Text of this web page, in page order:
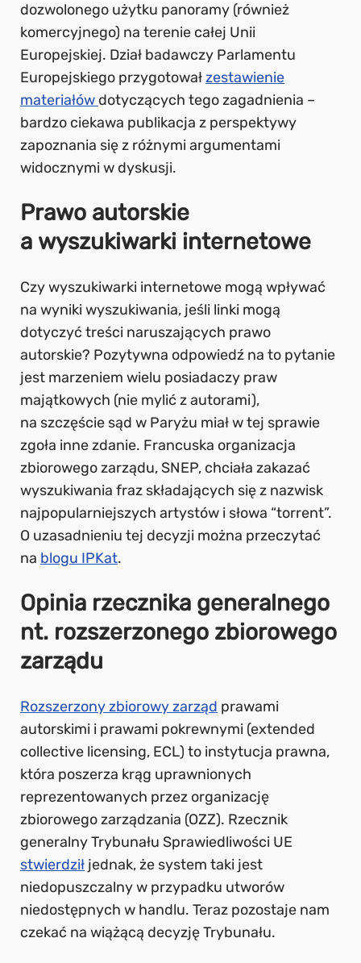
dozwolonego użytku panoramy (również
komercyjnego) na terenie całej Unii
Europejskiej. Dział badawczy Parlamentu
Europejskiego przygotowałzestawienie
materiałów dotyczących tego zagadnienia –
bardzo ciekawa publikacja z perspektywy
zapoznania się z różnymi argumentami
widocznymi w dyskusji.
Prawo autorskie
a wyszukiwarki internetowe
Czy wyszukiwarki internetowe mogą wpływać
na wyniki wyszukiwania, jeśli linki mogą
dotyczyć treści naruszających prawo
autorskie? Pozytywna odpowiedź na to pytanie
jest marzeniem wielu posiadaczy praw
majątkowych (nie mylić z autorami),
na szczęście sąd w Paryżu miał w tej sprawie
zgoła inne zdanie. Francuska organizacja
zbiorowego zarządu, SNEP, chciała zakazać
wyszukiwania fraz składających się z nazwisk
najpopularniejszych artystów i słowa “torrent”.
O uzasadnieniu tej decyzji można przeczytać
na blogu IPKat.
Opinia rzecznika generalnego
nt. rozszerzonego zbiorowego
zarządu
Rozszerzony zbiorowy zarząd prawami
autorskimi i prawami pokrewnymi (extended
collective licensing, ECL) to instytucja prawna,
która poszerza krąg uprawnionych
reprezentowanych przez organizację
zbiorowego zarządzania (OZZ). Rzecznik
generalny Trybunału Sprawiedliwości UE
stwierdził jednak, że system taki jest
niedopuszczalny w przypadku utworów
niedostępnych w handlu. Teraz pozostaje nam
czekać na wiążącą decyzję Trybunału.